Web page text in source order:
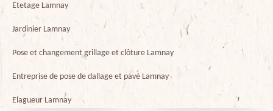
Etetage Lamnay
Jardinier Lamnay
Pose et changement grillage et clôture Lamnay
Entreprise de pose de dallage et pavé Lamnay
Elagueur Lamnay